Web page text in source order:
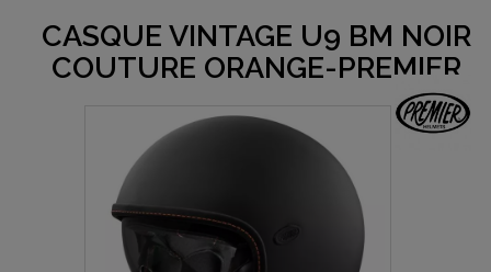
CASQUE VINTAGE U9 BM NOIR
COUTURE ORANGE-PREMIER